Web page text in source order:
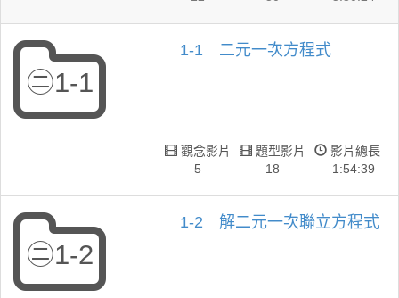
㊁1-1
1-1 二元一次方程式
影片總長
1:54:39
題型影片
18
觀念影片
5
㊁1-2
1-2 解二元一次聯立方程式